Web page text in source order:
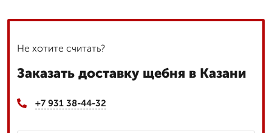
Не хотите считать?
Заказать доставку щебня в Казани
+7 931 38-44-32